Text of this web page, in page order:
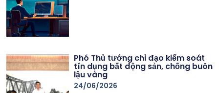
Phó Thủ tướng chỉ đạo kiểm soát
tín dụng bất động sản, chống buôn
lậu vàng
24/06/2026